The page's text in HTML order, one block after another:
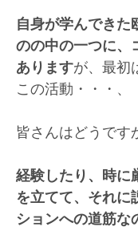
自身が学んできた
のの中の一つに、
ありますが、最初
この活動・・・、
皆さんはどうです
経験したり、時に
を立てて、それに
ションへの道筋な